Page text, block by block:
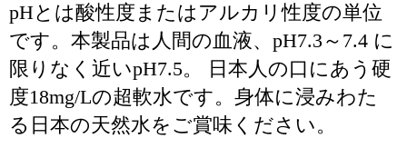
pHとは酸性度またはアルカリ性度の単位
です。本製品は人間の血液、pH7.3～7.4 に
限りなく近いpH7.5。 日本人の口にあう硬
度18mg/Lの超軟水です。身体に浸みわた
る日本の天然水をご賞味ください。